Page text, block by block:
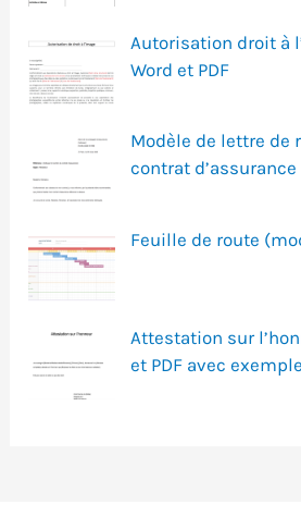
Autorisation droit à
Word et PDF
Modèle de lettre de
contrat d’assurance
Feuille de route
Attestation sur
et PDF avec